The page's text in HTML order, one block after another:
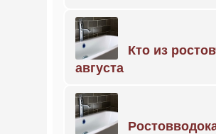
Кто из
августа